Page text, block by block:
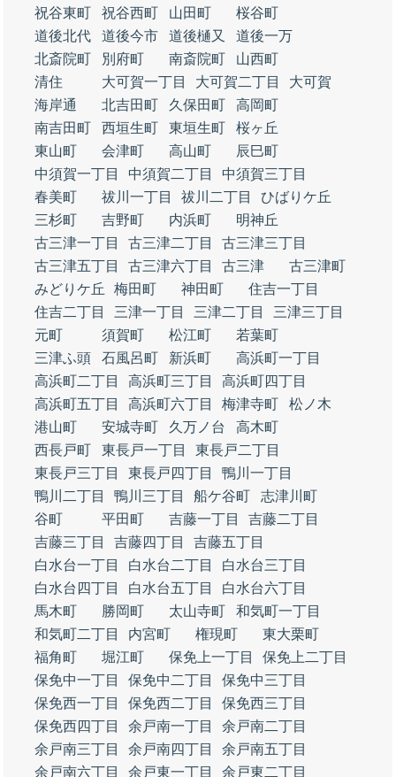
祝谷東町
祝谷西町 山田町
桜谷町
道後北代
道後今市 道後樋又
道後一万
北斎院町
別府町 南斎院町
山西町
清住
大可賀一丁目 大可賀二丁目
大可賀
海岸通
北吉田町 久保田町
高岡町
南吉田町
西垣生町 東垣生町
桜ヶ丘
東山町
会津町 高山町
辰巳町
中須賀一丁目
中須賀二丁目
中須賀三丁目
春美町
祓川一丁目 祓川二丁目
ひばりケ丘
三杉町
吉野町 内浜町
明神丘
古三津一丁目
古三津二丁目
古三津三丁目
古三津五丁目
古三津六丁目 古三津
古三津町
みどりケ丘
梅田町 神田町
住吉一丁目
住吉二丁目
三津一丁目 三津二丁目
三津三丁目
元町
須賀町 松江町
若葉町
三津ふ頭
石風呂町 新浜町
高浜町一丁目
高浜町二丁目
高浜町三丁目
高浜町四丁目
高浜町五丁目
高浜町六丁目 梅津寺町
松ノ木
港山町
安城寺町 久万ノ台
高木町
西長戸町
東長戸一丁目
東長戸二丁目
東長戸三丁目
東長戸四丁目
鴨川一丁目
鴨川二丁目
鴨川三丁目 船ケ谷町
志津川町
谷町
平田町 吉藤一丁目
吉藤二丁目
吉藤三丁目
吉藤四丁目
吉藤五丁目
白水台一丁目
白水台二丁目
白水台三丁目
白水台四丁目
白水台五丁目
白水台六丁目
馬木町
勝岡町 太山寺町
和気町一丁目
和気町二丁目
内宮町 権現町
東大栗町
福角町
堀江町 保免上一丁目
保免上二丁目
保免中一丁目
保免中二丁目
保免中三丁目
保免西一丁目
保免西二丁目
保免西三丁目
保免西四丁目
余戸南一丁目
余戸南二丁目
余戸南三丁目
余戸南四丁目
余戸南五丁目
余戸南六丁目
余戸東一丁目
余戸東二丁目